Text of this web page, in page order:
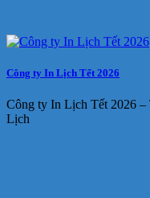
Công ty In Lịch Tết 2026
Công ty In Lịch Tết 2026
Lịch